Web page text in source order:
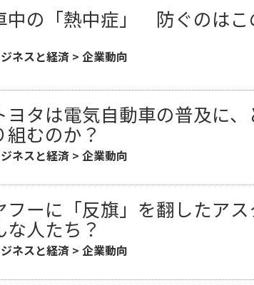
中の「熱中症」 防ぐのは
ネスと経済 >企業動向
ヨタは電気自動車の普及に
組むのか？
ネスと経済 >企業動向
フーに「反旗」を翻したア
な人たち？
ネスと経済 >企業動向